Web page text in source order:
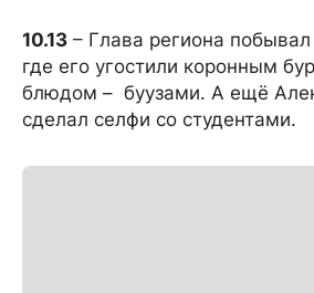
10.13 – Глава региона
где его угостили коронным
блюдом – буузами. А ещё
сделал селфи со студентами.